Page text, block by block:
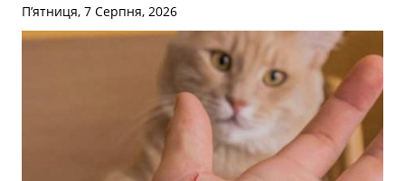
П’ятниця, 7 Серпня, 2026